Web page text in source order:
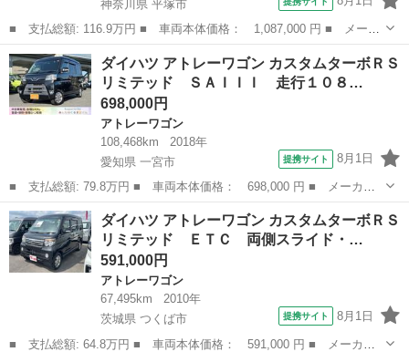
神奈川県 平塚市
■ 支払総額: 116.9万円 ■ 車両本体価格： 1,087,000 円 ■ メーカ
ー名： ダイハツ ■ 車種名： アトレーワゴン ■ グレード名：
カスタムターボＲＳリミテッド ＳＡＩＩＩ ＥＴＣ 両側スライド
ドア ナ...
神奈川 平塚市 アトレーワゴン
ダイハツ アトレーワゴン カスタムターボＲＳ
リミテッド ＳＡＩＩＩ 走行１０８…
698,000円
アトレーワゴン
108,468km
2018年
愛知県 一宮市
提携サイト 8月1日
■ 支払総額: 79.8万円 ■ 車両本体価格： 698,000 円 ■ メーカー
名： ダイハツ ■ 車種名： アトレーワゴン ■ グレード名： カ
スタムターボＲＳリミテッド ＳＡＩＩＩ 走行１０８４６８ｋｍ／
スマートアシ...
愛知 一宮市 アトレーワゴン
ダイハツ アトレーワゴン カスタムターボＲＳ
リミテッド ＥＴＣ 両側スライド・…
591,000円
アトレーワゴン
67,495km
2010年
茨城県 つくば市
提携サイト 8月1日
■ 支払総額: 64.8万円 ■ 車両本体価格： 591,000 円 ■ メーカー